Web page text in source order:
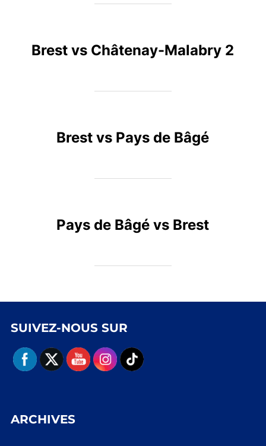
Brest vs Châtenay-Malabry 2
Brest vs Pays de Bâgé
Pays de Bâgé vs Brest
SUIVEZ-NOUS SUR
ARCHIVES